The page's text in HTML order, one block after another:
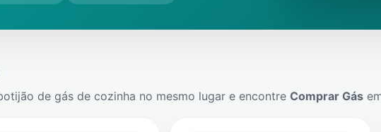
de gás de cozinha no mesmo lugar e encontre Comprar Gás